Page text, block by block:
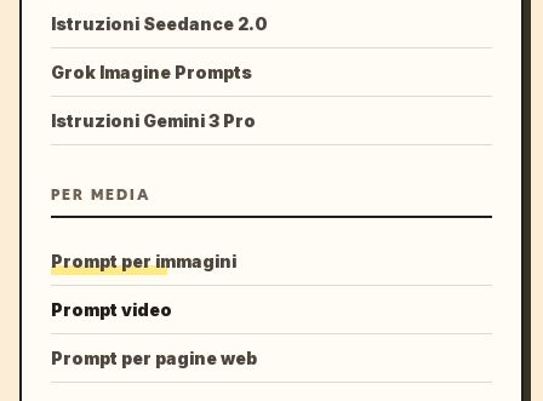
Istruzioni Seedance 2.0
Grok Imagine Prompts
Istruzioni Gemini 3 Pro
PER MEDIA
Prompt per immagini
Prompt video
Prompt per pagine web